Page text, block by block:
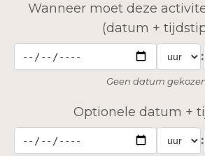
Wanneer moet deze
(datum +
:
Geen datum
Optionele datum +
: